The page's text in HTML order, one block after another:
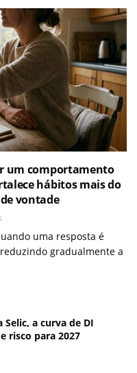
um comportamento
hábitos mais do
vontade
uma resposta é
gradualmente a
Selic, a curva de DI
risco para 2027